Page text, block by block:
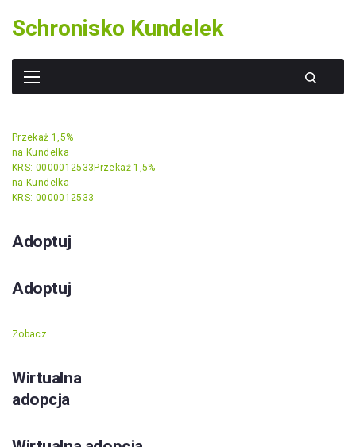
content
Schronisko Kundelek
Przekaż 1,5%
na Kundelka
KRS: 0000012533 Przekaż 1,5%
na Kundelka
KRS: 0000012533
Adoptuj
Adoptuj
Zobacz
Wirtualna
adopcja